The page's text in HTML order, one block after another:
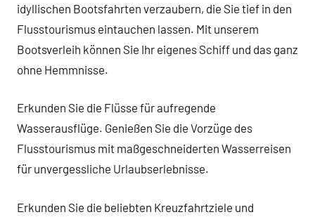
idyllischen Bootsfahrten verzaubern, die Sie tief in den
Flusstourismus eintauchen lassen. Mit unserem
Bootsverleih können Sie Ihr eigenes Schiff und das ganz
ohne Hemmnisse.
Erkunden Sie die Flüsse für aufregende
Wasserausflüge. Genießen Sie die Vorzüge des
Flusstourismus mit maßgeschneiderten Wasserreisen
für unvergessliche Urlaubserlebnisse.
Erkunden Sie die beliebten Kreuzfahrtziele und